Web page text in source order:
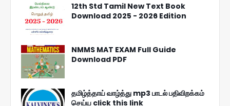
12th Std Tamil New Text Book
Download 2025 - 2026 Edition
NMMS MAT EXAM Full Guide
Download PDF
தமிழ்த்தாய் வாழ்த்து mp3 பாடல் பதிவிறக்கம்
செய்ய click this link